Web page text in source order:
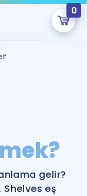
0
eğitim seni
gelir?
eş